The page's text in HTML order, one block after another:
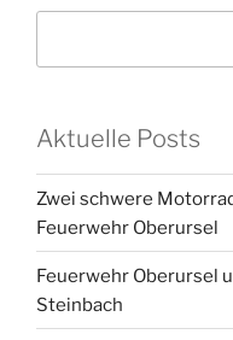
Aktuelle Posts
Zwei schwere
Feuerwehr Oberursel
Feuerwehr Oberursel
Steinbach